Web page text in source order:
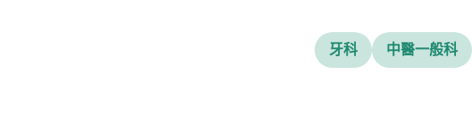
牙科 中醫一般科